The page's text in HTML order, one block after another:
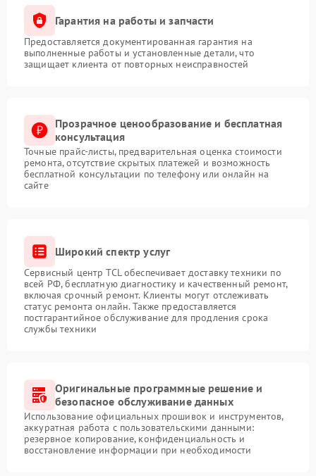
Гарантия на работы и запчасти
Предоставляется документированная гарантия на
выполненные работы и установленные детали, что
защищает клиента от повторных неисправностей
Прозрачное ценообразование и бесплатная
консультация
Точные прайс-листы, предварительная оценка стоимости
ремонта, отсутствие скрытых платежей и возможность
бесплатной консультации по телефону или онлайн на
сайте
Широкий спектр услуг
Сервисный центр TCL обеспечивает доставку техники по
всей РФ, бесплатную диагностику и качественный ремонт,
включая срочный ремонт. Клиенты могут отслеживать
статус ремонта онлайн. Также предоставляется
постгарантийное обслуживание для продления срока
службы техники
Оригинальные программные решение и
безопасное обслуживание данных
Использование официальных прошивок и инструментов,
аккуратная работа с пользовательскими данными:
резервное копирование, конфиденциальность и
восстановление информации при необходимости